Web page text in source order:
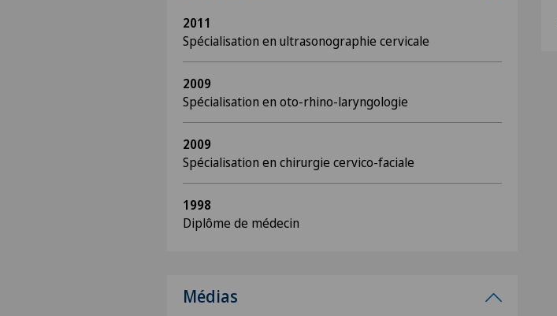
2011
Spécialisation en ultrasonographie cervicale
2009
Spécialisation en oto-rhino-laryngologie
2009
Spécialisation en chirurgie cervico-faciale
1998
Diplôme de médecin
Médias